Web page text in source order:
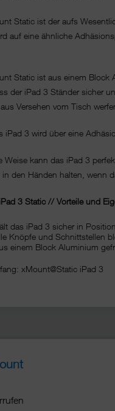
Static ist der aufs
auf eine ähnliche
Static ist aus einem Block
der iPad 3 Ständer sicher
Versehen vom Tisch
iPad 3 wird über eine
Weise kann das iPad 3
den Händen halten, wenn
3 Static // Vorteile und
das iPad 3 sicher in Position
Knöpfe und Schnittstellen
einem Block Aluminium
xMount@Static iPad 3